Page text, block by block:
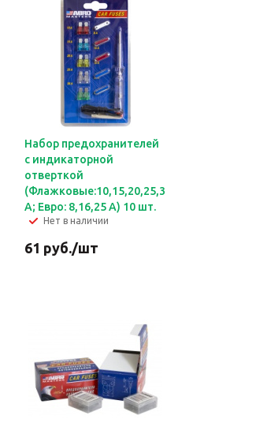
Набор предохранителей
с индикаторной
отверткой
(Флажковые:10,15,20,25,30
А; Евро: 8,16,25 А) 10 шт.
Нет в наличии
61 руб./шт